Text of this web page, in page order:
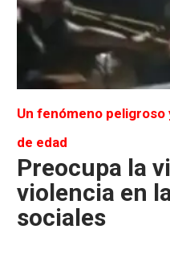
Un fenómeno
de edad
Preocupa la
violencia en
sociales